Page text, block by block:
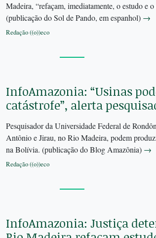
Madeira, “refaçam, imediatamente, o estudo e
(publicação do Sol de Pando, em espanhol) →
Redação ((o))eco
InfoAmazonia: “Usinas
catástrofe”, alerta
Pesquisador da Universidade Federal de
Antônio e Jirau, no Rio Madeira, podem
na Bolívia. (publicação do Blog Amazônia) →
Redação ((o))eco
InfoAmazonia: Justiça